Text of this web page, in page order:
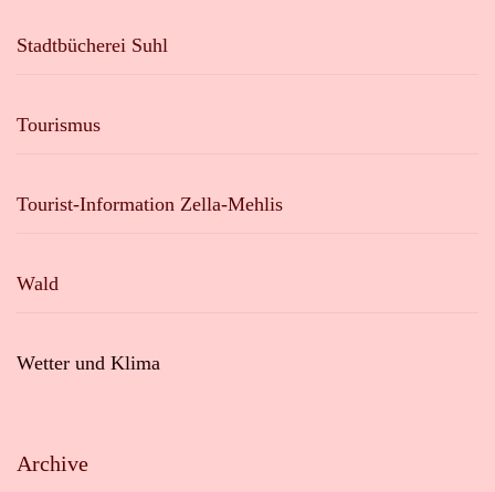
Stadtbücherei Suhl
Tourismus
Tourist-Information Zella-Mehlis
Wald
Wetter und Klima
Archive